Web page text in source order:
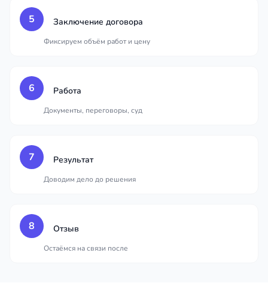
5 Заключение договора
Фиксируем объём работ и цену
6 Работа
Документы, переговоры, суд
7 Результат
Доводим дело до решения
8 Отзыв
Остаёмся на связи после